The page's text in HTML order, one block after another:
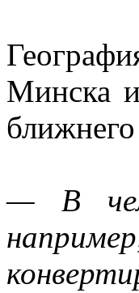
Минска и
— В чем